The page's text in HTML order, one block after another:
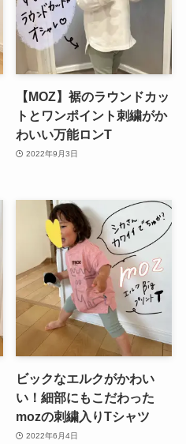
【MOZ】裾のラウンドカッ
トとワンポイント刺繍がか
わいい万能ロンT
2022年9月3日
ビックなエルクがかわい
い！細部にもこだわった
mozの刺繍入りTシャツ
2022年6月4日